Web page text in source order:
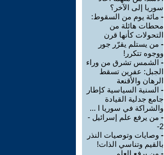
سوريا إلى الآخر؟
- مائة يوم من السقوط:
محطات هائلة من
التحولات كأنها قرن
- من يستلم يقرّر جور
ووجوه تتكرر!
- الشمس تشرق من وراء
الجبل: عفرين تسقط
الرهان والأقنعة
- السنية السياسية كإطار
جامع جدلية القيادة
والشراكة في سوريا ا ...
- من يرفع علم إسرائيل -
2-
- وصايات وتوصيات النذر
بالقيم وتناسي الذات!
- من يرفع العلم